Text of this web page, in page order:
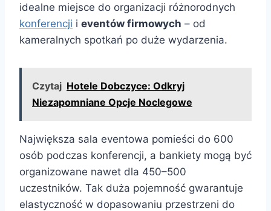
idealne miejsce do organizacji różnorodnych
konferencji i eventów firmowych – od
kameralnych spotkań po duże wydarzenia.
Czytaj Hotele Dobczyce: Odkryj
Niezapomniane Opcje Noclegowe
Największa sala eventowa pomieści do 600
osób podczas konferencji, a bankiety mogą być
organizowane nawet dla 450–500
uczestników. Tak duża pojemność gwarantuje
elastyczność w dopasowaniu przestrzeni do